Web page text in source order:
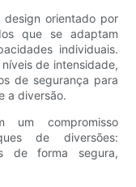
orientado por
que se adaptam
individuais.
de intensidade,
de segurança para
a diversão.
um compromisso
de diversões:
de forma segura,